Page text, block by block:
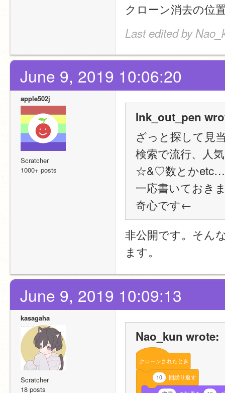
クローン消去の位
Last edited by
June 9, 2019 10:06:20
apple502j
Scratcher
1000+ posts
Ink_out_pen
ざっと探して見
検索で流行、人
☆&♡数とか
一応書いておき
奇心です←
非公開です。そん
ます。
June 9, 2019 10:09:13
kasagaha
Scratcher
18 posts
Nao_kun wrote:
クローンされたとき
10 回繰り返す